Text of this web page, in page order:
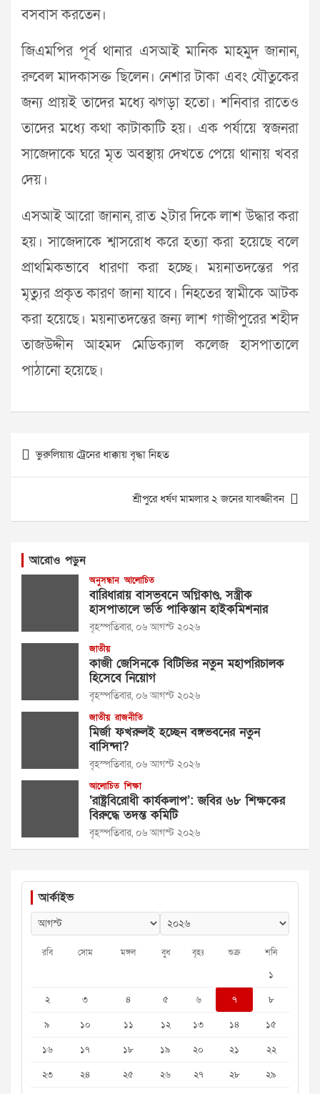
বসবাস করতেন।
জিএমপির পূর্ব থানার এসআই মানিক মাহমুদ জানান,
রুবেল মাদকাসক্ত ছিলেন। নেশার টাকা এবং যৌতুকের
জন্য প্রায়ই তাদের মধ্যে ঝগড়া হতো। শনিবার রাতেও
তাদের মধ্যে কথা কাটাকাটি হয়। এক পর্যায়ে স্বজনরা
সাজেদাকে ঘরে মৃত অবস্থায় দেখতে পেয়ে থানায় খবর
দেয়।
এসআই আরো জানান, রাত ২টার দিকে লাশ উদ্ধার করা
হয়। সাজেদাকে শ্বাসরোধ করে হত্যা করা হয়েছে বলে
প্রাথমিকভাবে ধারণা করা হচ্ছে। ময়নাতদন্তের পর
মৃত্যুর প্রকৃত কারণ জানা যাবে। নিহতের স্বামীকে আটক
করা হয়েছে। ময়নাতদন্তের জন্য লাশ গাজীপুরের শহীদ
তাজউদ্দীন আহমদ মেডিক্যাল কলেজ হাসপাতালে
পাঠানো হয়েছে।
Post
navigation
ভুরুলিয়ায় ট্রেনের ধাক্কায় বৃদ্ধা নিহত
শ্রীপুরে ধর্ষণ মামলার ২ জনের যাবজ্জীবন
আরোও পড়ুন
অনুসন্ধান আলোচিত
বারিধারায় বাসভবনে অগ্নিকাণ্ড, সস্ত্রীক
হাসপাতালে ভর্তি পাকিস্তান হাইকমিশনার
বৃহস্পতিবার, ০৬ আগস্ট ২০২৬
জাতীয়
কাজী জেসিনকে বিটিভির নতুন মহাপরিচালক
হিসেবে নিয়োগ
বৃহস্পতিবার, ০৬ আগস্ট ২০২৬
জাতীয় রাজনীতি
মির্জা ফখরুলই হচ্ছেন বঙ্গভবনের নতুন
বাসিন্দা?
বৃহস্পতিবার, ০৬ আগস্ট ২০২৬
আলোচিত শিক্ষা
‘রাষ্ট্রবিরোধী কার্যকলাপ’: জবির ৬৮ শিক্ষকের
বিরুদ্ধে তদন্ত কমিটি
বৃহস্পতিবার, ০৬ আগস্ট ২০২৬
আর্কাইভ
রবি সোম মঙ্গল বুধ বৃহঃ শুক্র শনি
১
২
৩ ৪ ৫ ৬ ৭
৮
৯
১০ ১১ ১২ ১৩ ১৪
১৫
১৬
১৭ ১৮ ১৯ ২০ ২১
২২
২৩
২৪ ২৫ ২৬ ২৭ ২৮
২৯